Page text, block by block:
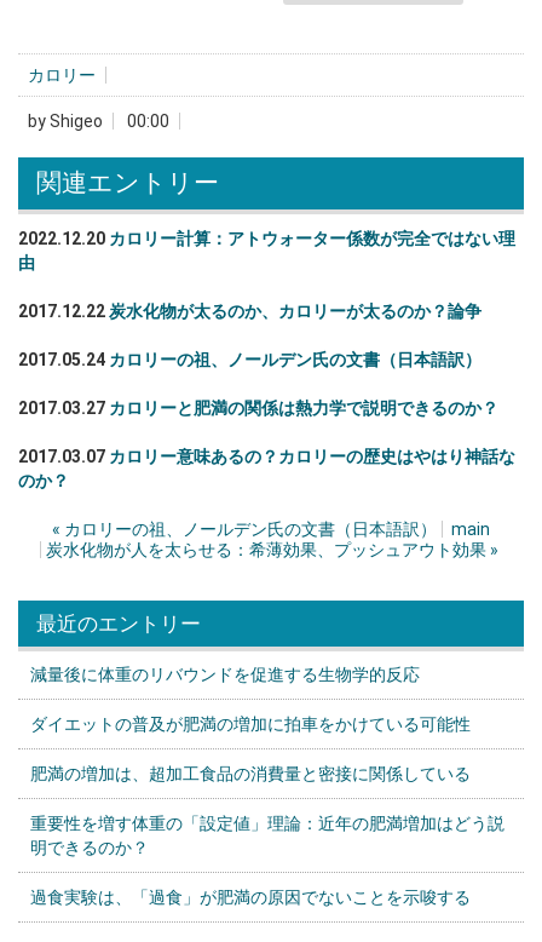
カロリー
byShigeo 00:00
関連エントリー
2022.12.20 カロリー計算：アトウォーター係数が完全ではない理
由
2017.12.22炭水化物が太るのか、カロリーが太るのか？論争
2017.05.24 カロリーの祖、ノールデン氏の文書（日本語訳）
2017.03.27 カロリーと肥満の関係は熱力学で説明できるのか？
2017.03.07 カロリー意味あるの？カロリーの歴史はやはり神話な
のか？
« カロリーの祖、ノールデン氏の文書（日本語訳）
main
炭水化物が人を太らせる：希薄効果、プッシュアウト効果»
最近のエントリー
減量後に体重のリバウンドを促進する生物学的反応
ダイエットの普及が肥満の増加に拍車をかけている可能性
肥満の増加は、超加工食品の消費量と密接に関係している
重要性を増す体重の「設定値」理論：近年の肥満増加はどう説
明できるのか？
過食実験は、「過食」が肥満の原因でないことを示唆する